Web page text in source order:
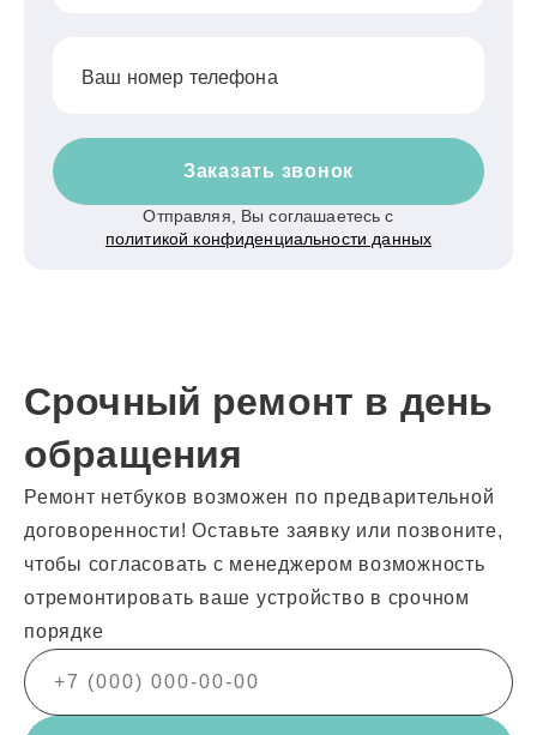
Ваш номер телефона
Заказать звонок
Отправляя, Вы соглашаетесь с
политикой конфиденциальности данных
Срочный ремонт в день
обращения
Ремонт нетбуков возможен по предварительной
договоренности! Оставьте заявку или позвоните,
чтобы согласовать с менеджером возможность
отремонтировать ваше устройство в срочном
порядке